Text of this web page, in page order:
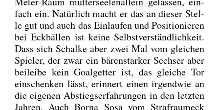
fach ein. Natür­lich macht er das an die­ser Stel­
le gut und auch das Ein­lau­fen und Posi­tio­nie­ren
bei Eck­bäl­len ist kei­ne Selbst­ver­ständ­lich­keit.
Dass sich Schal­ke aber zwei Mal vom glei­chen
Spie­ler, der zwar ein bären­star­ker Sech­ser aber
bei­lei­be kein Goal­get­ter ist, das glei­che Tor
ein­schen­ken lässt, erin­nert einen irgend­wie an
die eige­nen Abstiegs­er­fah­run­gen in den letz­ten
Jah­ren. Auch Bor­na Sosa vom Straf­raum­eck